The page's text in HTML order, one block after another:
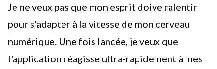
Je ne veux pas que mon esprit doive ralentir
pour s'adapter à la vitesse de mon cerveau
numérique. Une fois lancée, je veux que
l'application réagisse ultra-rapidement à mes